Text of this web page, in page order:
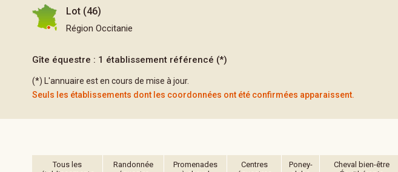
Lot (46)
Région Occitanie
Gîte équestre : 1 établissement référencé (*)
(*) L'annuaire est en cours de mise à jour.
Seuls les établissements dont les coordonnées ont été confirmées apparaissent.
Tous les
Randonnée
Promenades
Centres
Poney-
Cheval bien-être